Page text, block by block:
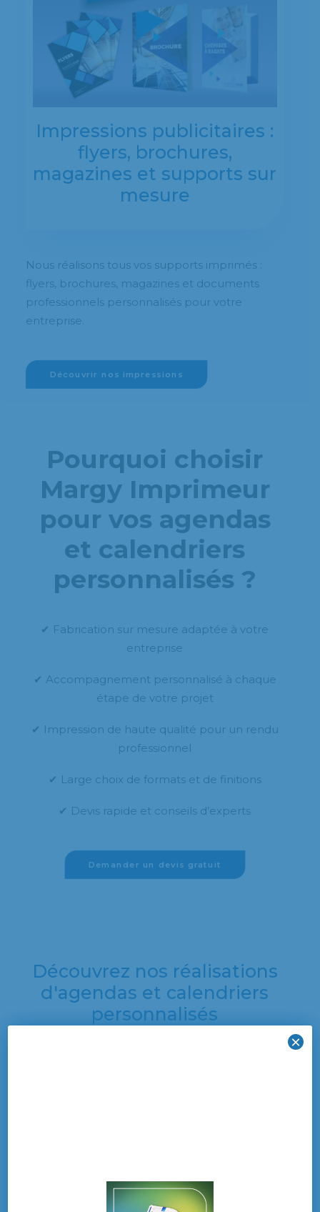
Impressions publicitaires :
flyers, brochures,
magazines et supports sur
mesure
Nous réalisons tous vos supports imprimés :
flyers, brochures, magazines et documents
professionnels personnalisés pour votre
entreprise.
Découvrir nos impressions
Pourquoi choisir
Margy Imprimeur
pour vos agendas
et calendriers
personnalisés ?
✔ Fabrication sur mesure adaptée à votre
entreprise
✔ Accompagnement personnalisé à chaque
étape de votre projet
✔ Impression de haute qualité pour un rendu
professionnel
✔ Large choix de formats et de finitions
✔ Devis rapide et conseils d’experts
Demander un devis gratuit
Découvrez nos réalisations
d'agendas et calendriers
personnalisés
×